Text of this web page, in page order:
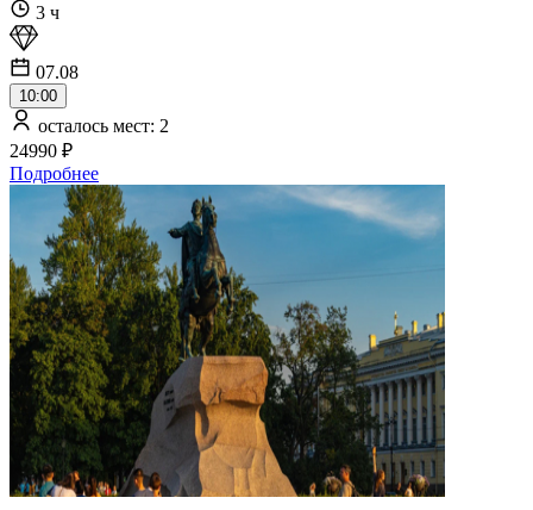
3 ч
07.08
10:00
осталось мест: 2
24990 ₽
Подробнее